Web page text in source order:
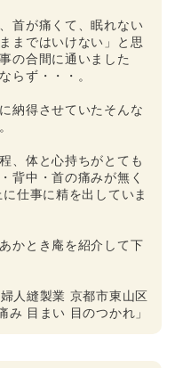
首が痛くて、眠れない
まではいけない」と思
の合間に通いました
らず・・・。
納得させていたそんな
、体と心持ちがとても
背中・首の痛みが無く
仕事に精を出していま
かとき庵を紹介して下
人縫製業 京都市東山区
み 目まい 目のつかれ」